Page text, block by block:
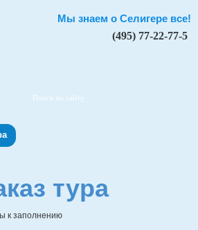
Мы знаем о Селигере все!
(495) 77-22-77-5
Поиск по сайту
тура
к заполнению